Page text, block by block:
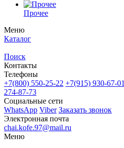
Прочее
Меню
Каталог
Поиск
Контакты
Телефоны
+7(800) 550-25-22 +7(915) 930-67-01
274-87-73
Социальные сети
WhatsApp Viber Заказать звонок
Электронная почта
chai.kofe.97@mail.ru
Меню